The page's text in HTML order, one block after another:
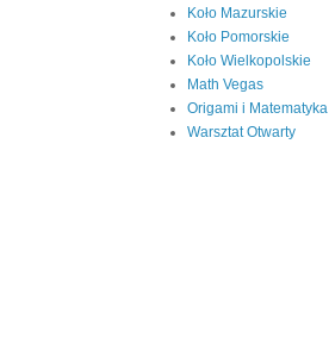
Koło Mazurskie
Koło Pomorskie
Koło Wielkopolskie
Math Vegas
Origami i Matematyka
Warsztat Otwarty